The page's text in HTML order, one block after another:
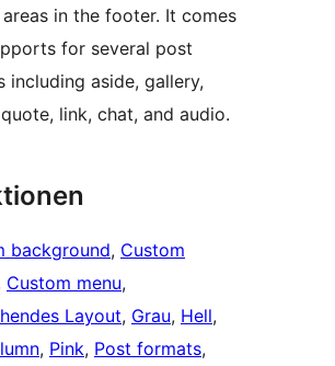
in the footer. It comes
for several post
including aside, gallery,
link, chat, and audio.
background, Custom
Custom menu
Layout, Grau, Hell
, Pink, Post formats